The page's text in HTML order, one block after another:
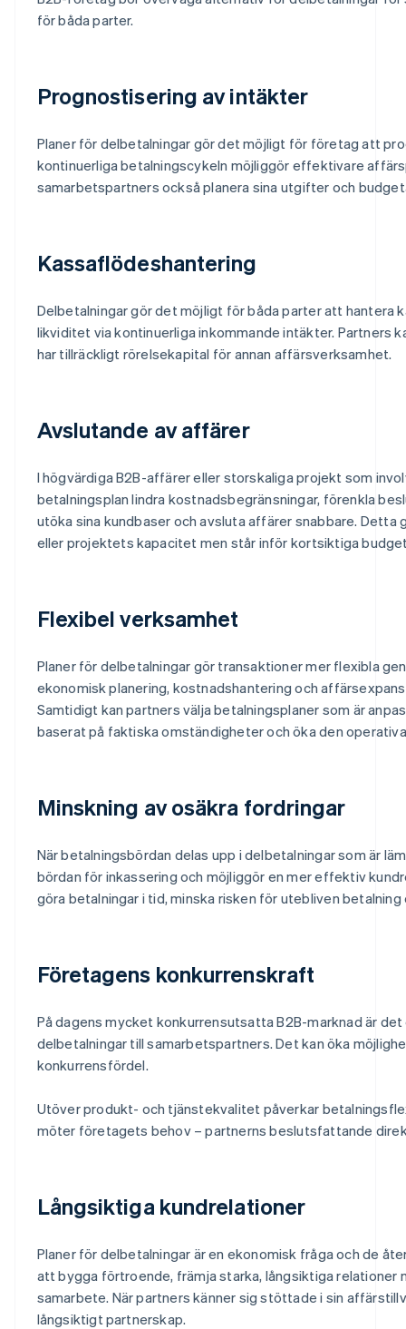
för båda parter.
Prognostisering av intäkter
Planer för delbetalningar gör det möjligt för företag att
kontinuerliga betalningscykeln möjliggör effektivare
samarbetspartners också planera sina utgifter och
Kassaflödeshantering
Delbetalningar gör det möjligt för båda parter att
likviditet via kontinuerliga inkommande intäkter. Partners
har tillräckligt rörelsekapital för annan affärsverksamhet.
Avslutande av affärer
I högvärdiga B2B-affärer eller storskaliga projekt som
betalningsplan lindra kostnadsbegränsningar, förenkla
utöka sina kundbaser och avsluta affärer snabbare.
eller projektets kapacitet men står inför kortsiktiga
Flexibel verksamhet
Planer för delbetalningar gör transaktioner mer flexibla
ekonomisk planering, kostnadshantering och
Samtidigt kan partners välja betalningsplaner som är
baserat på faktiska omständigheter och öka den
Minskning av osäkra fordringar
När betalningsbördan delas upp i delbetalningar som är
bördan för inkassering och möjliggör en mer effektiv
göra betalningar i tid, minska risken för utebliven
Företagens konkurrenskraft
På dagens mycket konkurrensutsatta B2B-marknad är
delbetalningar till samarbetspartners. Det kan öka
konkurrensfördel.
Utöver produkt- och tjänstekvalitet påverkar
möter företagets behov – partnerns beslutsfattande
Långsiktiga kundrelationer
Planer för delbetalningar är en ekonomisk fråga och de
att bygga förtroende, främja starka, långsiktiga
samarbete. När partners känner sig stöttade i sin
långsiktigt partnerskap.